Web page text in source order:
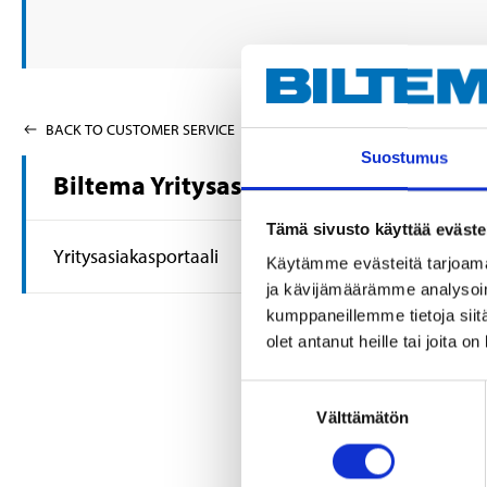
Suostumus
Tämä sivusto käyttää
Käytämme evästeitä
ja kävijämäärämme
kumppaneillemme tietoja
olet antanut heille tai joita
Välttämätön
BACK TO CUSTOMER SERVICE
Biltema Yritysasiakkaille
Yritysasiakasportaali
Bilteman
sitten
kuntoon